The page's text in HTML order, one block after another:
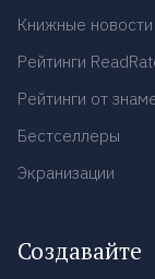
Книжные новости
Рейтинги
Рейтинги от
Бестселлеры
Экранизации
Создавайте